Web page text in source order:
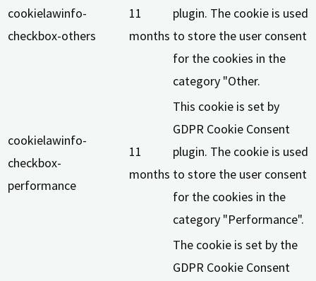
cookielawinfo-
checkbox-others
11
months
plugin. The cookie is used
to store the user consent
for the cookies in the
category "Other.
cookielawinfo-
checkbox-
performance
11
months
This cookie is set by
GDPR Cookie Consent
plugin. The cookie is used
to store the user consent
for the cookies in the
category "Performance".
The cookie is set by the
GDPR Cookie Consent